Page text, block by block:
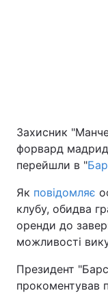
Захисник
форвард
перейшли в "
Як повідомляє
клубу, обидва
оренди до
можливості
Президент
прокоментував